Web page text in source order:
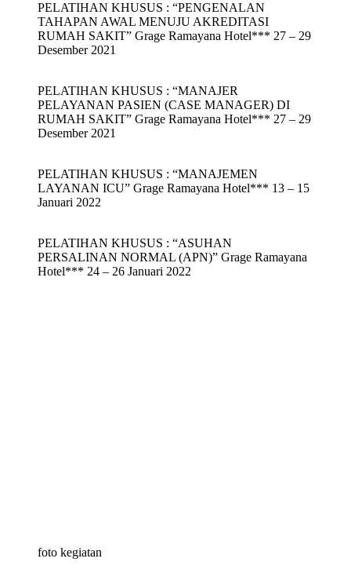
PELATIHAN KHUSUS : “PENGENALAN
TAHAPAN AWAL MENUJU AKREDITASI
RUMAH SAKIT” Grage Ramayana Hotel*** 27 – 29
Desember 2021
PELATIHAN KHUSUS : “MANAJER
PELAYANAN PASIEN (CASE MANAGER) DI
RUMAH SAKIT” Grage Ramayana Hotel*** 27 – 29
Desember 2021
PELATIHAN KHUSUS : “MANAJEMEN
LAYANAN ICU” Grage Ramayana Hotel*** 13 – 15
Januari 2022
PELATIHAN KHUSUS : “ASUHAN
PERSALINAN NORMAL (APN)” Grage Ramayana
Hotel*** 24 – 26 Januari 2022
foto kegiatan